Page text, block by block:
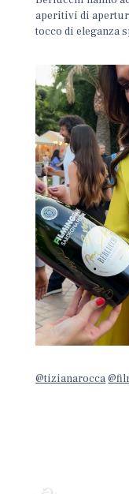
aperitivi di
tocco di eleganza
@tizianarocca